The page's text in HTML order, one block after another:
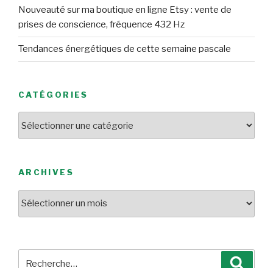
Nouveauté sur ma boutique en ligne Etsy : vente de
prises de conscience, fréquence 432 Hz
Tendances énergétiques de cette semaine pascale
CATÉGORIES
ARCHIVES